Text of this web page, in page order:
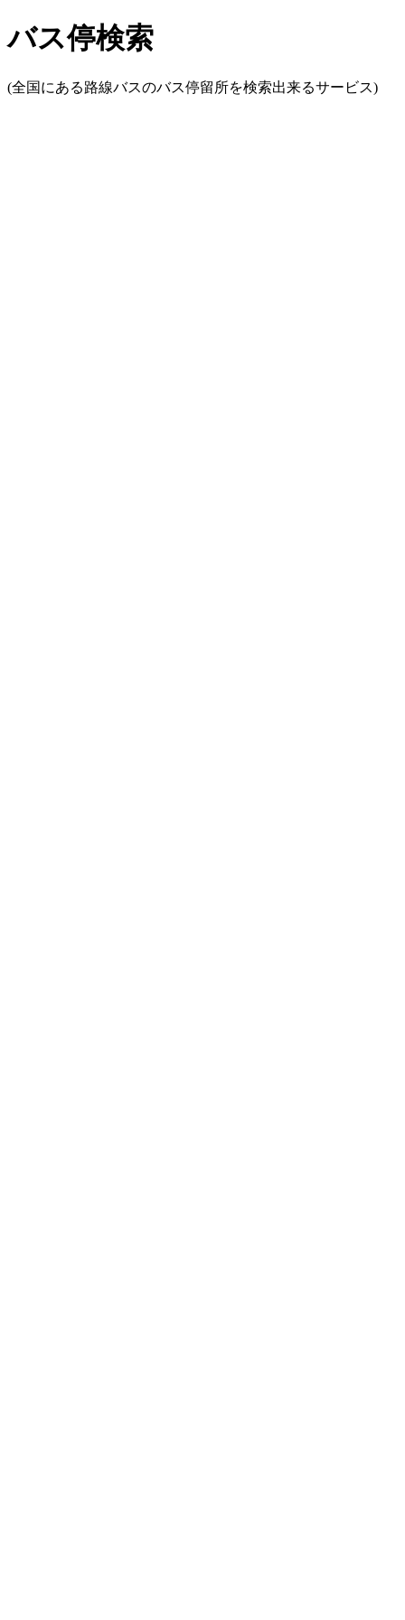
バス停検索
(全国にある路線バスのバス停留所を検索出来るサービス)